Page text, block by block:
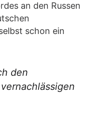
an den Russen
schon ein
den